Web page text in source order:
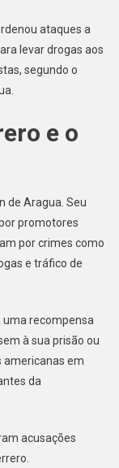
ataques a
levar drogas aos
segundo o
e o
de Aragua. Seu
promotores
por crimes como
e tráfico de
uma recompensa
à sua prisão ou
americanas em
da
acusações